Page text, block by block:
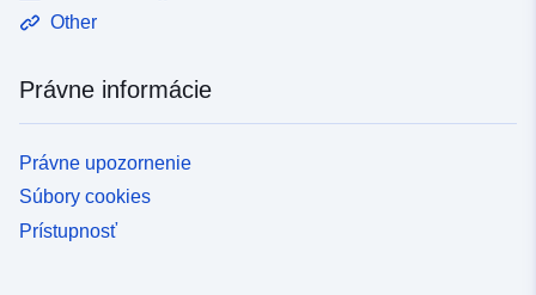
Other
Právne informácie
Právne upozornenie
Súbory cookies
Prístupnosť